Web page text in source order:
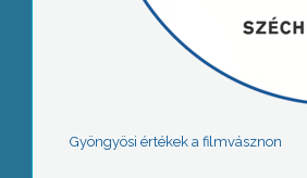
Gyöngyösi értékek a filmvásznon